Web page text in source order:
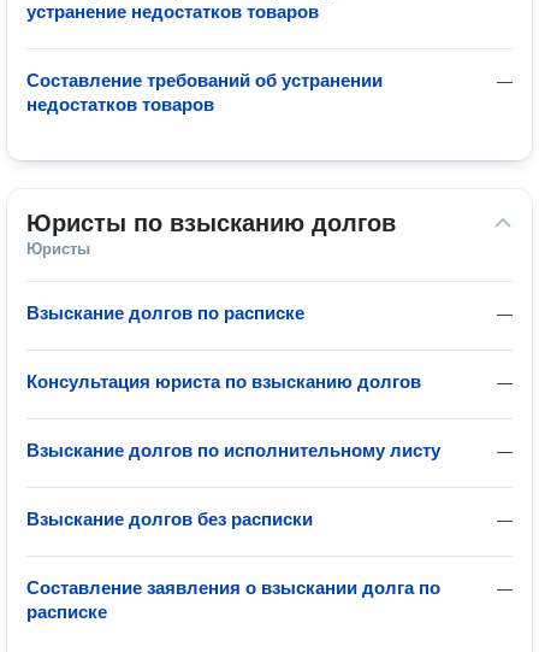
устранение недостатков товаров
—
Составление требований об устранении
недостатков товаров
Юристы по взысканию долгов
Юристы
—
Взыскание долгов по расписке
—
Консультация юриста по взысканию долгов
—
Взыскание долгов по исполнительному листу
—
Взыскание долгов без расписки
—
Составление заявления о взыскании долга по
расписке